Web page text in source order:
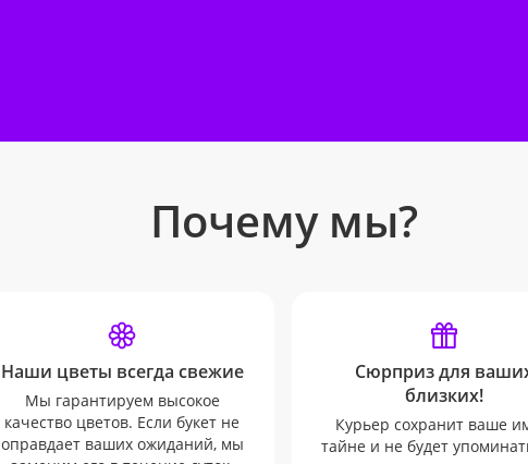
Почему мы?
Наши цветы всегда свежие
Мы гарантируем высокое
качество цветов. Если букет не
оправдает ваших ожиданий, мы
Сюрприз для
близких!
Курьер сохранит ваше
тайне и не будет